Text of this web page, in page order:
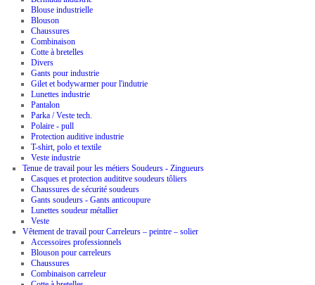
Blouse industrielle
Blouson
Chaussures
Combinaison
Cotte à bretelles
Divers
Gants pour industrie
Gilet et bodywarmer pour l'indutrie
Lunettes industrie
Pantalon
Parka / Veste tech.
Polaire - pull
Protection auditive industrie
T-shirt, polo et textile
Veste industrie
Tenue de travail pour les métiers Soudeurs - Zingueurs
Casques et protection audititve soudeurs tôliers
Chaussures de sécurité soudeurs
Gants soudeurs - Gants anticoupure
Lunettes soudeur métallier
Veste
Vêtement de travail pour Carreleurs – peintre – solier
Accessoires professionnels
Blouson pour carreleurs
Chaussures
Combinaison carreleur